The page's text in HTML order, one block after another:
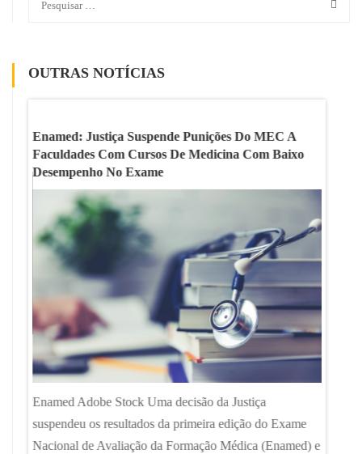
OUTRAS NOTÍCIAS
Enamed: Justiça Suspende Punições Do MEC A
Faculdades Com Cursos De Medicina Com Baixo
Desempenho No Exame
Enamed Adobe Stock Uma decisão da Justiça
suspendeu os resultados da primeira edição do Exame
Nacional de Avaliação da Formação Médica (Enamed) e